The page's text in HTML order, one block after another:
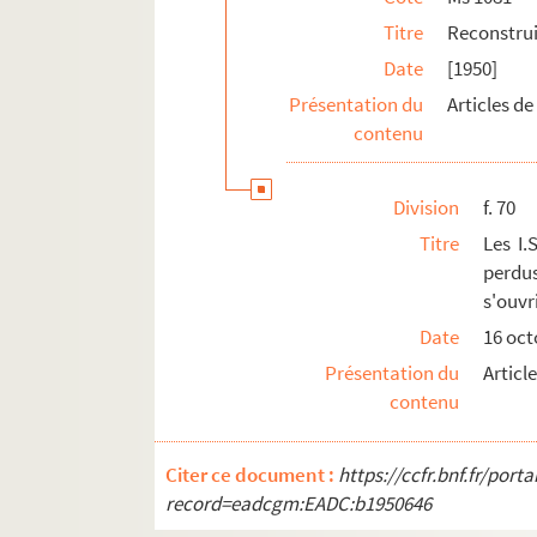
Titre
Date
[1950]
Présentation du
contenu
Articles
Division
f. 70
Titre
Les
Date
16
Présentation du
contenu
Citer ce document : https://ccfr.bnf.fr/
record=eadcgm:EADC:b1950646